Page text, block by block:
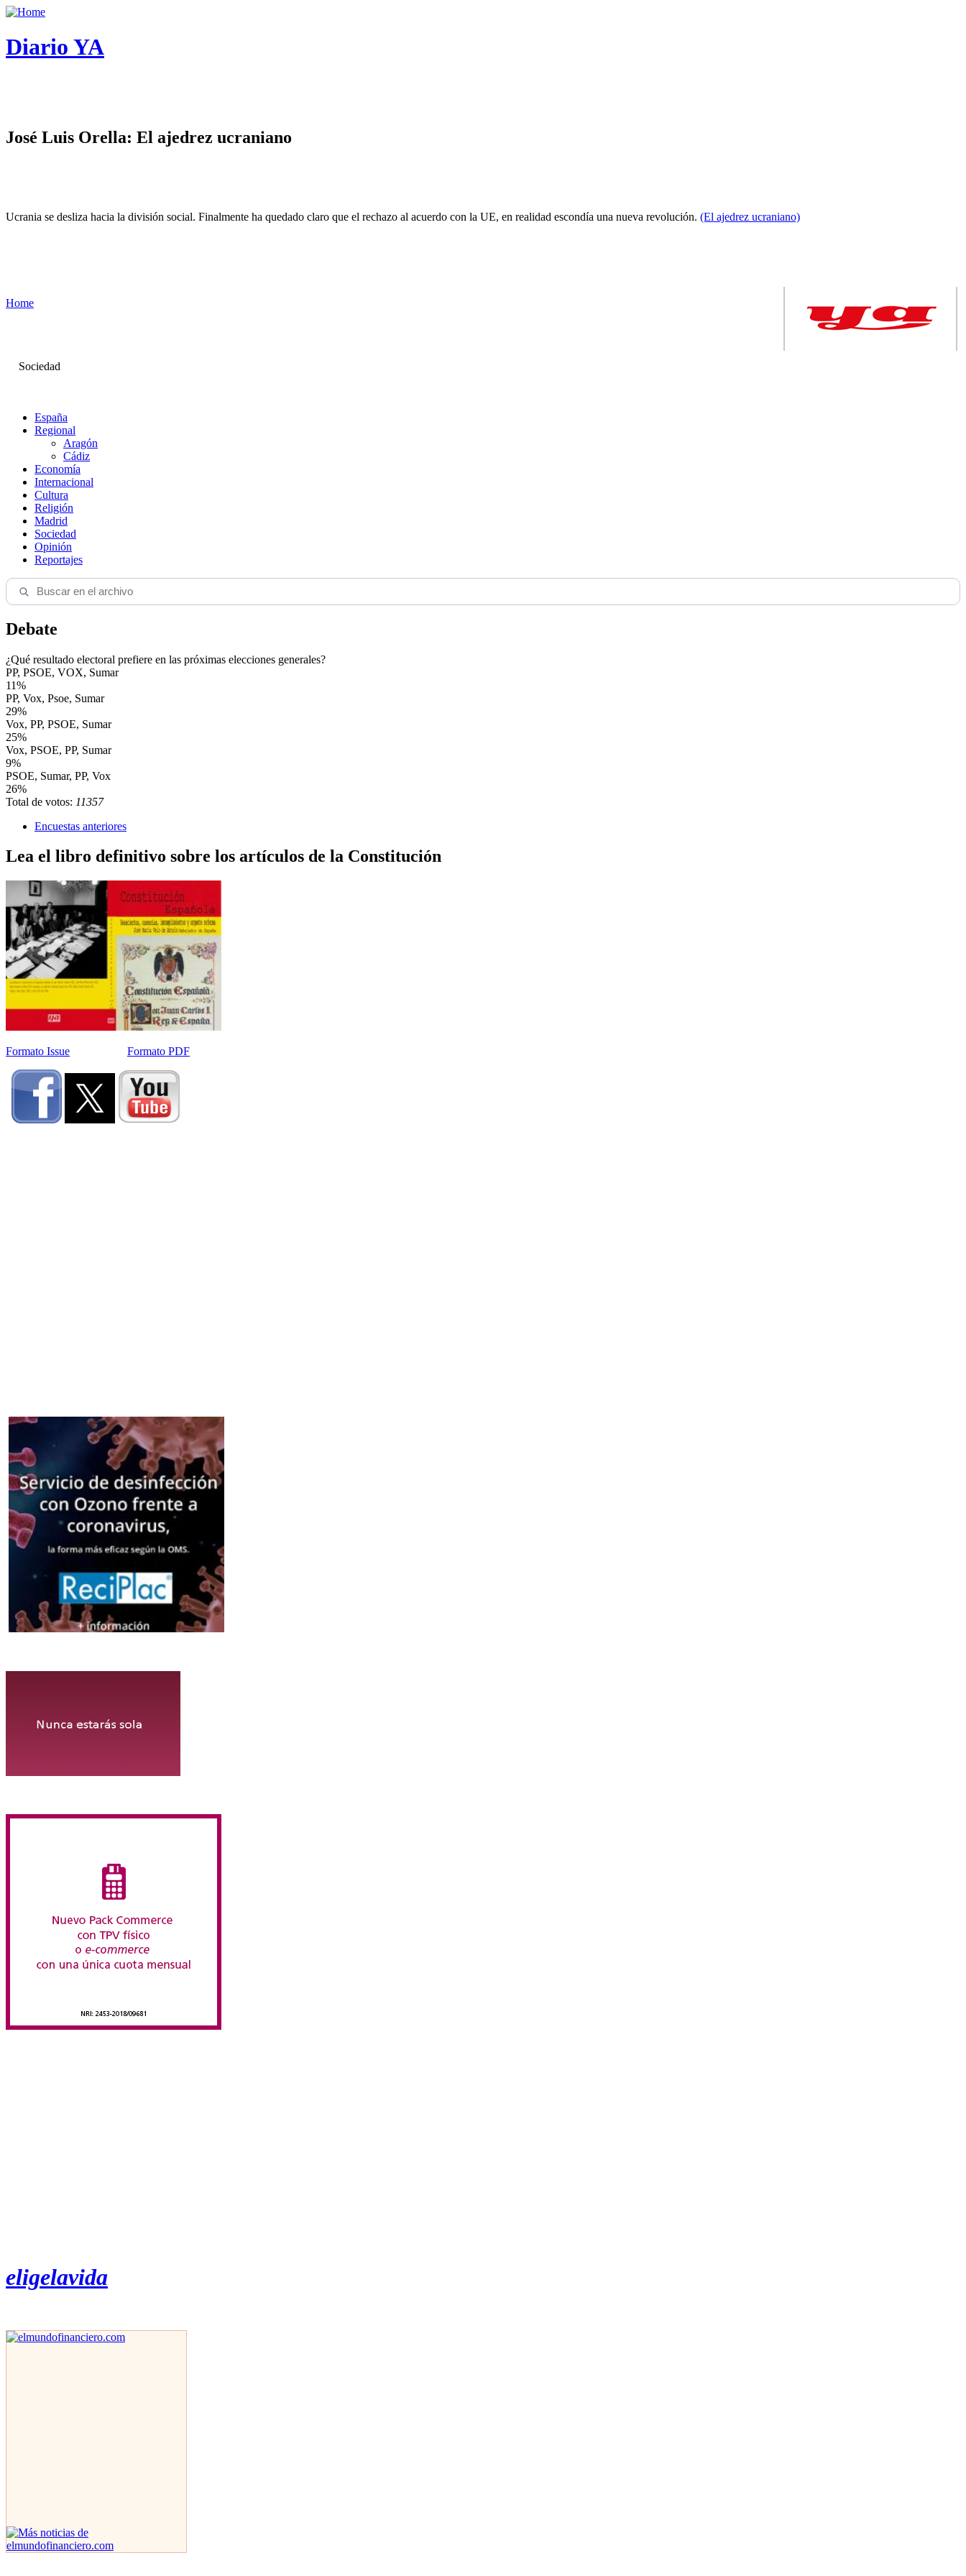
Diario YA
José Luis Orella: El ajedrez ucraniano
Ucrania se desliza hacia la división social. Finalmente ha quedado claro que el rechazo al acuerdo con la UE, en realidad escondía una nueva revolución. (El ajedrez ucraniano)
Home
Sociedad
España
Regional
Aragón
Cádiz
Economía
Internacional
Cultura
Religión
Madrid
Sociedad
Opinión
Reportajes
Debate
¿Qué resultado electoral prefiere en las próximas elecciones generales?
PP, PSOE, VOX, Sumar
11%
PP, Vox, Psoe, Sumar
29%
Vox, PP, PSOE, Sumar
25%
Vox, PSOE, PP, Sumar
9%
PSOE, Sumar, PP, Vox
26%
Total de votos: 11357
Encuestas anteriores
Lea el libro definitivo sobre los artículos de la Constitución
Formato Issue Formato PDF
eligelavida